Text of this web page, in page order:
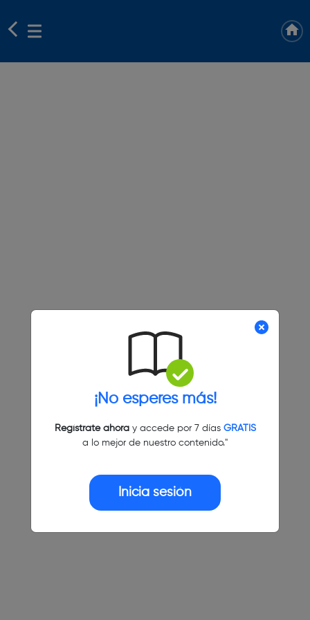
¡No esperes más!
Regístrate ahoray accede por 7 días GRATIS
a lo mejor de nuestro contenido."
Inicia sesión